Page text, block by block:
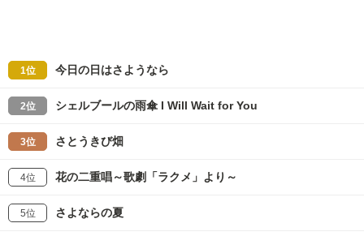
1位 今日の日はさようなら
2位 シェルブールの雨傘 I Will Wait for You
3位 さとうきび畑
4位 花の二重唱～歌劇「ラクメ」より～
5位 さよならの夏